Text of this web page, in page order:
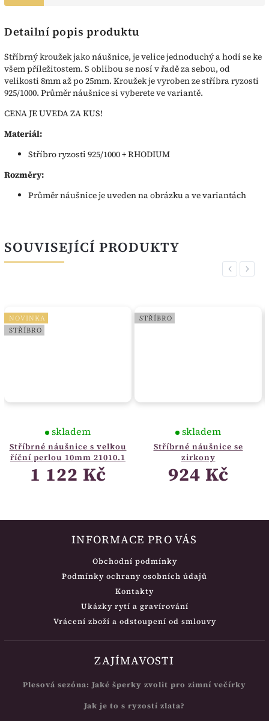
Detailní popis produktu
Stříbrný kroužek jako náušnice, je velice jednoduchý a hodí se ke
všem příležitostem. S oblibou se nosí v řadě za sebou, od
velikosti 8mm až po 25mm. Kroužek je vyroben ze stříbra ryzosti
925/1000. Průměr náušnice si vyberete ve variantě.
CENA JE UVEDA ZA KUS!
Materiál:
Stříbro ryzosti 925/1000 + RHODIUM
Rozměry:
Průměr náušnice je uveden na obrázku a ve variantách
SOUVISEJÍCÍ PRODUKTY
Previous
NOVINKA
STŘÍBRO
Stříbrné náušnice s velkou
říční perlou 10mm 21010.1
skladem
1 122 Kč
STŘÍBRO
Stříbrné náušnice se
zirkony
skladem
924 Kč
Next
INFORMACE PRO VÁS
Obchodní podmínky
Podmínky ochrany osobních údajů
Kontakty
Ukázky rytí a gravírování
Vrácení zboží a odstoupení od smlouvy
ZAJÍMAVOSTI
Plesová sezóna: Jaké šperky zvolit pro zimní večírky
Jak je to s ryzostí zlata?